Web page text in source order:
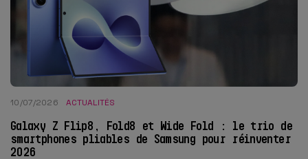
10/07/2026 ACTUALITÉS
Galaxy Z Flip8, Fold8 et Wide Fold : le trio de
smartphones pliables de Samsung pour réinventer
2026